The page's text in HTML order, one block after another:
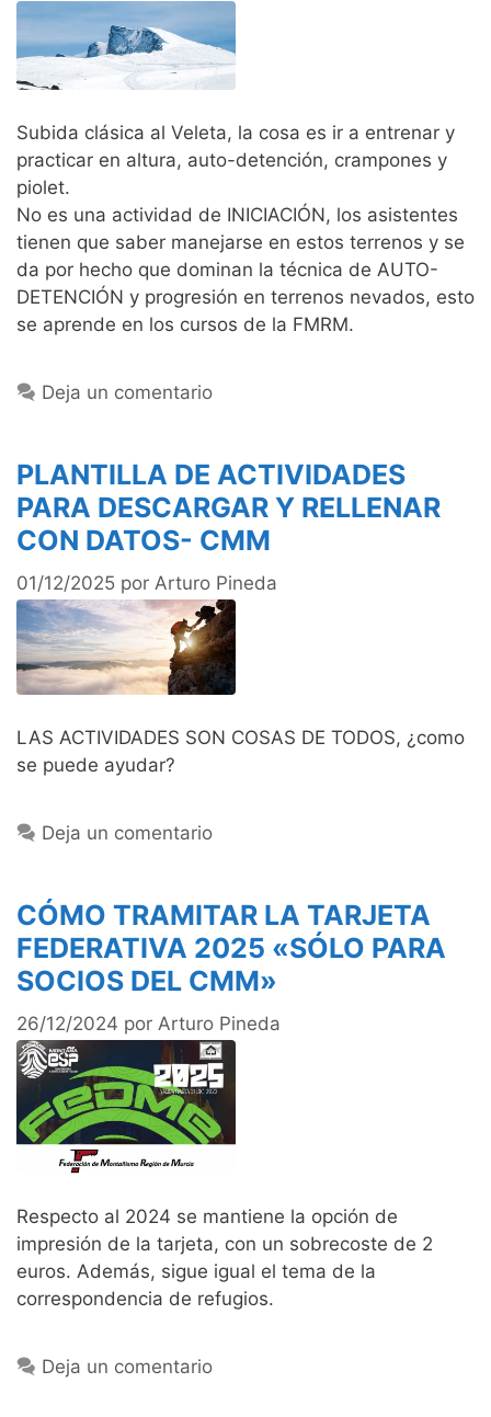
Subida clásica al Veleta, la cosa es ir a entrenar y
practicar en altura, auto-detención, crampones y
piolet.
No es una actividad de INICIACIÓN, los asistentes
tienen que saber manejarse en estos terrenos y se
da por hecho que dominan la técnica de AUTO-
DETENCIÓN y progresión en terrenos nevados, esto
se aprende en los cursos de la FMRM.
Deja un comentario
PLANTILLA DE ACTIVIDADES
PARA DESCARGAR Y RELLENAR
CON DATOS- CMM
01/12/2025 por Arturo Pineda
LAS ACTIVIDADES SON COSAS DE TODOS, ¿como
se puede ayudar?
Deja un comentario
CÓMO TRAMITAR LA TARJETA
FEDERATIVA 2025 «SÓLO PARA
SOCIOS DEL CMM»
26/12/2024 por Arturo Pineda
Respecto al 2024 se mantiene la opción de
impresión de la tarjeta, con un sobrecoste de 2
euros. Además, sigue igual el tema de la
correspondencia de refugios.
Deja un comentario